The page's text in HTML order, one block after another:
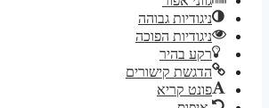
ניגודיות גבוהה
ניגודיות הפוכה
רקע בהיר
הדגשת קישורים
פונט קריא